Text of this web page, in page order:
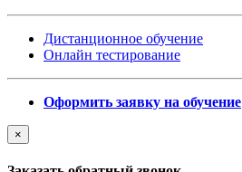
Дистанционное обучение
Онлайн тестирование
Оформить заявку на обучение
×